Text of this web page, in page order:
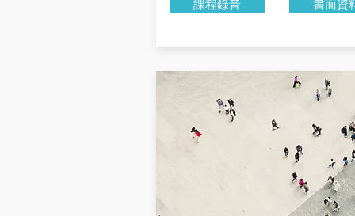
課程錄音 書面資